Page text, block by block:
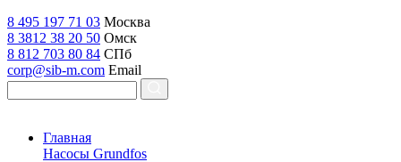
8 495 197 71 03 Москва
8 3812 38 20 50 Омск
8 812 703 80 84 СПб
corp@sib-m.com Email
Главная
Насосы Grundfos